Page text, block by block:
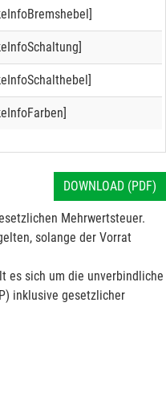
DOWNLOAD (PDF)
Mehrwertsteuer.
solange der Vorrat
es sich um die unverbindliche
inklusive gesetzlicher